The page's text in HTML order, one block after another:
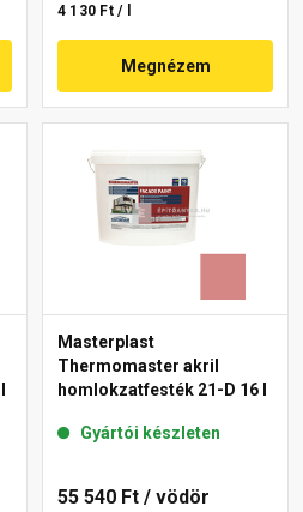
4 130 Ft / l
Megnézem
Masterplast
Thermomaster akril
homlokzatfesték 21-D 16 l
Gyártói készleten
55 540 Ft / vödör